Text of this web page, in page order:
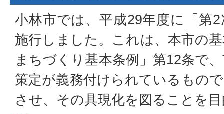
小林市では、平成29年度に「第
施行しました。これは、本市の
まちづくり基本条例」第12条で
策定が義務付けられているもの
させ、その具現化を図ることを